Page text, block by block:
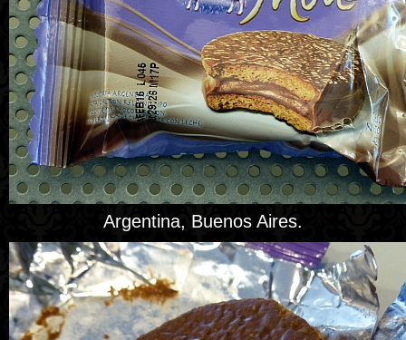
Argentina, Buenos Aires.